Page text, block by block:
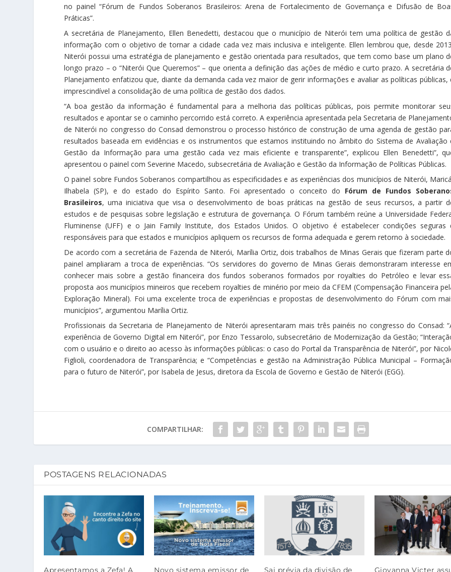
no painel “Fórum de Fundos Soberanos Brasileiros: Arena de Fortalecimento de Governança e Difusão de
Práticas”.
A secretária de Planejamento, Ellen Benedetti, destacou que o município de Niterói tem uma política de gestão
informação com o objetivo de tornar a cidade cada vez mais inclusiva e inteligente. Ellen lembrou que, desde
Niterói possui uma estratégia de planejamento e gestão orientada para resultados, que tem como base um plano
longo prazo – o “Niterói Que Queremos” – que orienta a definição das ações de médio e curto prazo. A secretária
Planejamento enfatizou que, diante da demanda cada vez maior de gerir informações e avaliar as políticas públicas,
imprescindível a consolidação de uma política de gestão dos dados.
“A boa gestão da informação é fundamental para a melhoria das políticas públicas, pois permite monitorar
resultados e apontar se o caminho percorrido está correto. A experiência apresentada pela Secretaria de
de Niterói no congresso do Consad demonstrou o processo histórico de construção de uma agenda de gestão
resultados baseada em evidências e os instrumentos que estamos instituindo no âmbito do Sistema de Avaliação
Gestão da Informação para uma gestão cada vez mais eficiente e transparente”, explicou Ellen Benedetti”,
apresentou o painel com Severine Macedo, subsecretária de Avaliação e Gestão da Informação de Políticas Públicas.
O painel sobre Fundos Soberanos compartilhou as especificidades e as experiências dos municípios de Niterói,
Ilhabela (SP), e do estado do Espírito Santo. Foi apresentado o conceito do Fórum de Fundos
Brasileiros, uma iniciativa que visa o desenvolvimento de boas práticas na gestão de seus recursos, a partir
estudos e de pesquisas sobre legislação e estrutura de governança. O Fórum também reúne a Universidade
Fluminense (UFF) e o Jain Family Institute, dos Estados Unidos. O objetivo é estabelecer condições seguras
responsáveis para que estados e municípios apliquem os recursos de forma adequada e gerem retorno à sociedade.
De acordo com a secretária de Fazenda de Niterói, Marília Ortiz, dois trabalhos de Minas Gerais que fizeram parte
painel ampliaram a troca de experiências. “Os servidores do governo de Minas Gerais demonstraram interesse
conhecer mais sobre a gestão financeira dos fundos soberanos formados por royalties do Petróleo e levar
proposta aos municípios mineiros que recebem royalties de minério por meio da CFEM (Compensação Financeira
Exploração Mineral). Foi uma excelente troca de experiências e propostas de desenvolvimento do Fórum com
municípios”, argumentou Marília Ortiz.
Profissionais da Secretaria de Planejamento de Niterói apresentaram mais três painéis no congresso do Consad:
experiência de Governo Digital em Niterói”, por Enzo Tessarolo, subsecretário de Modernização da Gestão;
com o usuário e o direito ao acesso às informações públicas: o caso do Portal da Transparência de Niterói”, por
Figlioli, coordenadora de Transparência; e “Competências e gestão na Administração Pública Municipal –
para o futuro de Niterói”, por Isabela de Jesus, diretora da Escola de Governo e Gestão de Niterói (EGG).
COMPARTILHAR:
POSTAGENS RELACIONADAS
Apresentamos a Zefa! A Novo sistema emissor de Sai prévia da divisão de Giovanna Victer